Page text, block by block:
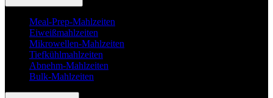
Meal-Prep-Mahlzeiten
Eiweißmahlzeiten
Mikrowellen-Mahlzeiten
Tiefkühlmahlzeiten
Abnehm-Mahlzeiten
Bulk-Mahlzeiten